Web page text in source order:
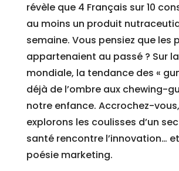
révèle que 4 Français sur 10
au moins un produit
semaine. Vous pensiez que les
appartenaient au passé ? Sur
mondiale, la tendance des «
déjà de l’ombre aux chewing-
notre enfance. Accrochez-
explorons les coulisses d’un
santé rencontre l’innovation…
poésie marketing.